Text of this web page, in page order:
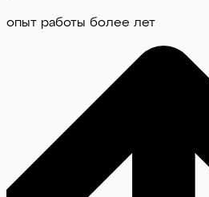
опыт работы более лет